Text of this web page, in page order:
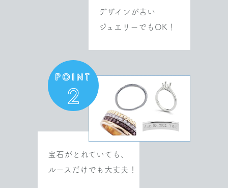
ビー・ゼロワン ブレスレット
¥140,000
ブルガリ
ビー・ゼロワン ブレスレット18Kピンク
ブルガリ
デザインが古い
ジュエリーでもOK！
POINT
2
宝石がとれていても、
ルースだけでも大丈夫！